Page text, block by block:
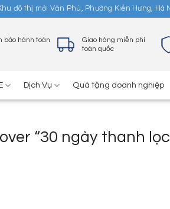
đô thị mới Văn Phú, Phường Kiến Hưng, Hà
Giao hàng miễn phí
toàn quốc
bảo hành toàn
Dịch Vụ Quà tặng doanh nghiệp
“30 ngày thanh